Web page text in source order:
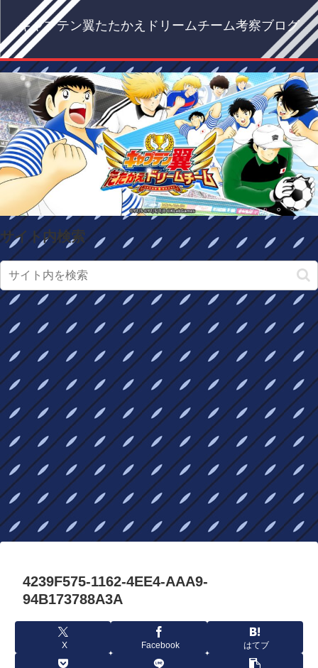
キャプテン翼たたかえドリームチーム考察ブログ
サイト内検索
4239F575-1162-4EE4-AAA9-
94B173788A3A
X Facebook はてブ